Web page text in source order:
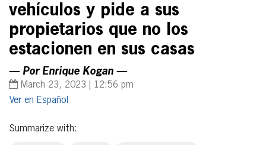
vehículos y pide a sus
propietarios que no los
estacionen en sus casas
— Por Enrique Kogan —
March 23, 2023 | 12:56 pm
Español
Summarize with: